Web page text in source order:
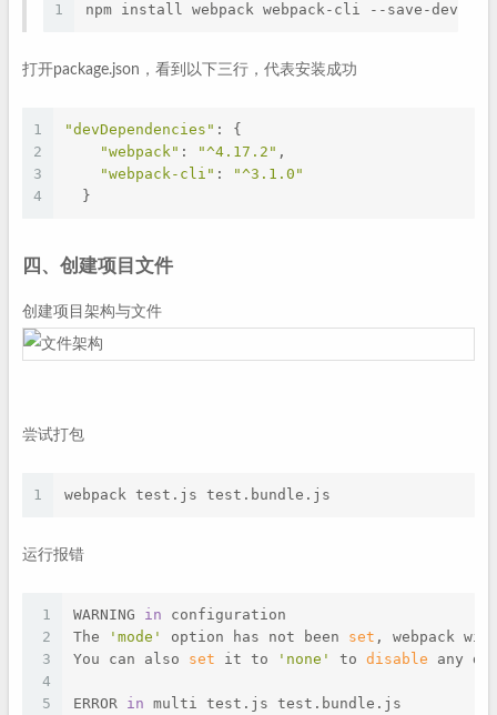
1 npm install webpack webpack-cli --save-dev
打开package.json，看到以下三行，代表安装成功
1
2
3
4
"devDependencies" : {
"webpack" : "^4.17.2" ,
"webpack-cli" :
"^3.1.0"
  }
四、创建项目文件
创建项目架构与文件
尝试打包
1 webpack test.js test.bundle.js
运行报错
1
2
3
4
5
WARNING in configuration
The
'mode' option has not been set , webpack
You can also set it to 'none' to disable any
ERROR in multi test.js test.bundle.js